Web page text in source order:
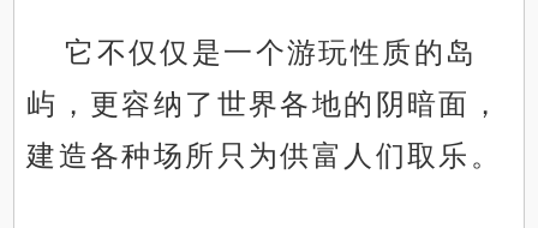
它不仅仅是一个游玩性质的岛
屿，更容纳了世界各地的阴暗面，
建造各种场所只为供富人们取乐。